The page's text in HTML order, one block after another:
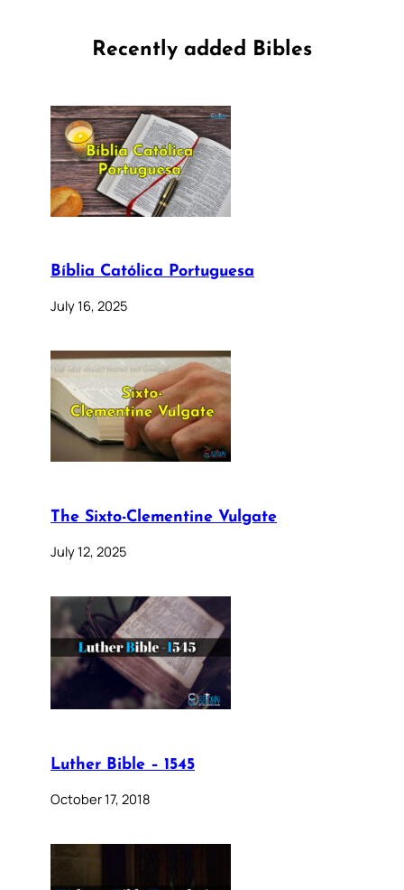
Recently added Bibles
Bíblia Católica Portuguesa
July 16, 2025
The Sixto-Clementine Vulgate
July 12, 2025
Luther Bible – 1545
October 17, 2018